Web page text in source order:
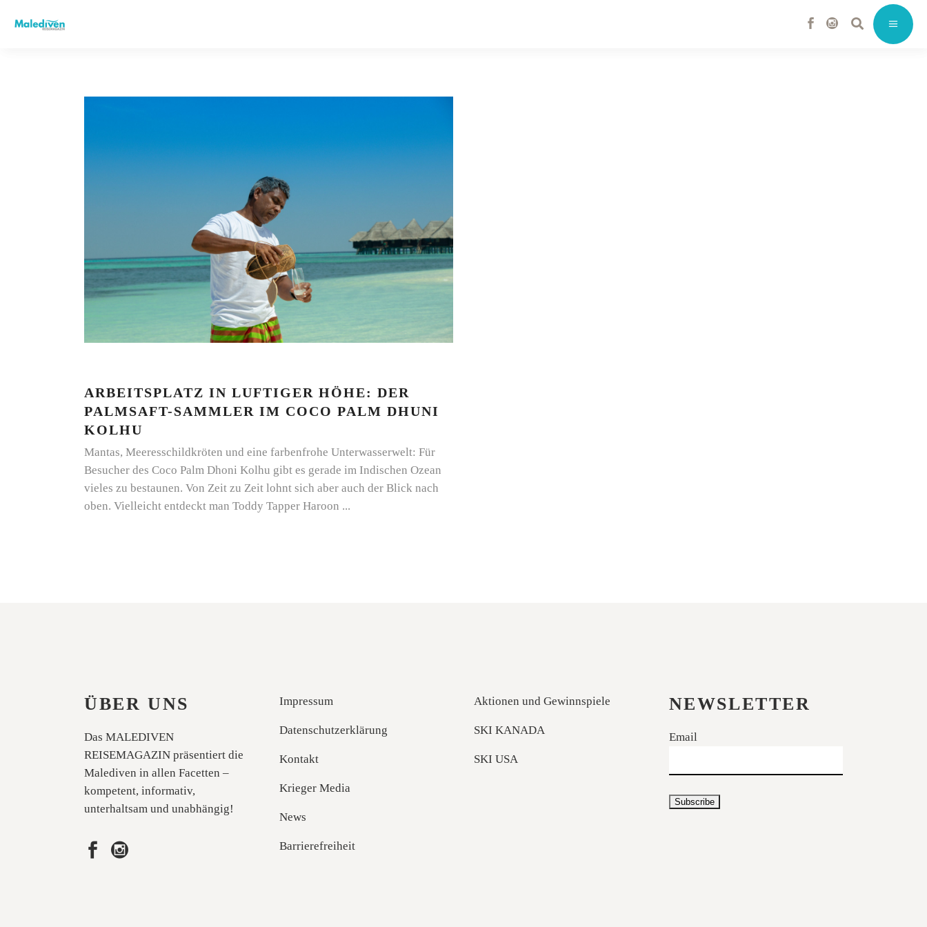
ARBEITSPLATZ IN LUFTIGER HÖHE: DER
PALMSAFT-SAMMLER IM COCO PALM DHUNI
KOLHU
Mantas, Meeresschildkröten und eine farbenfrohe Unterwasserwelt: Für
Besucher des Coco Palm Dhoni Kolhu gibt es gerade im Indischen Ozean
vieles zu bestaunen. Von Zeit zu Zeit lohnt sich aber auch der Blick nach
oben. Vielleicht entdeckt man Toddy Tapper Haroon
ÜBER UNS
Das MALEDIVEN
REISEMAGAZIN präsentiert die
Malediven in allen Facetten –
kompetent, informativ,
unterhaltsam und unabhängig!
Impressum
Datenschutzerklärung
Kontakt
Krieger Media
News
Barrierefreiheit
Aktionen und Gewinnspiele
SKI KANADA
SKI USA
NEWSLETTER
Email